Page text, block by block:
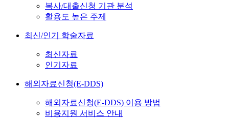
복사/대출신청 기관 분석
활용도 높은 주제
최신/인기 학술자료
최신자료
인기자료
해외자료신청(E-DDS)
해외자료신청(E-DDS) 이용 방법
비용지원 서비스 안내